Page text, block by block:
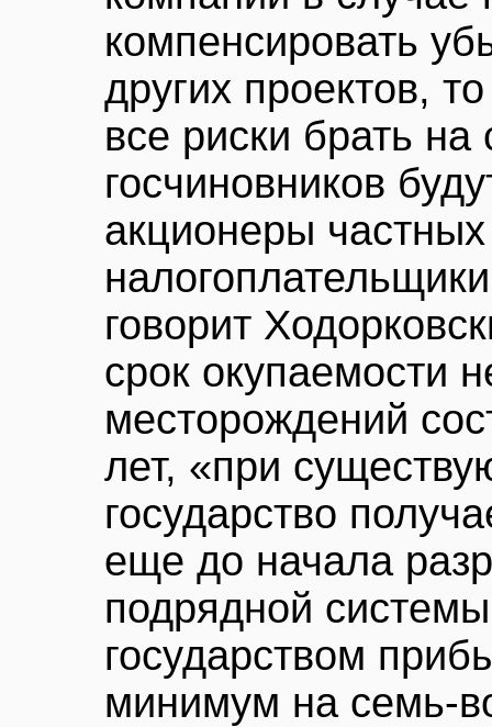
компенсировать
других проектов,
все риски брать
госчиновников
акционеры
говорит
срок окупаемости
месторождений
лет, «при
государство
еще до начала
подрядной
государством
минимум на семь-